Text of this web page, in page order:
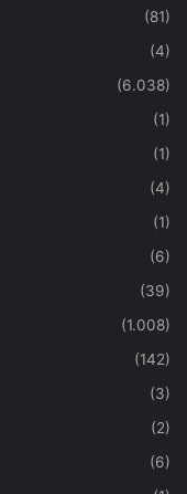
(81)
(4)
(6.038)
(1)
(1)
(4)
(1)
(6)
(39)
(1.008)
(142)
(3)
(2)
(6)